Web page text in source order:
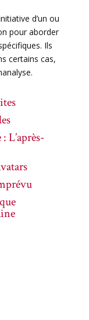
d’un ou
pour aborder
Ils
certains cas,
L’après-